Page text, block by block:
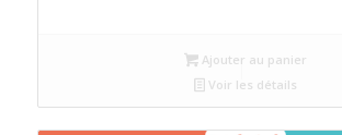
Ajouter au panier
Voir les détails